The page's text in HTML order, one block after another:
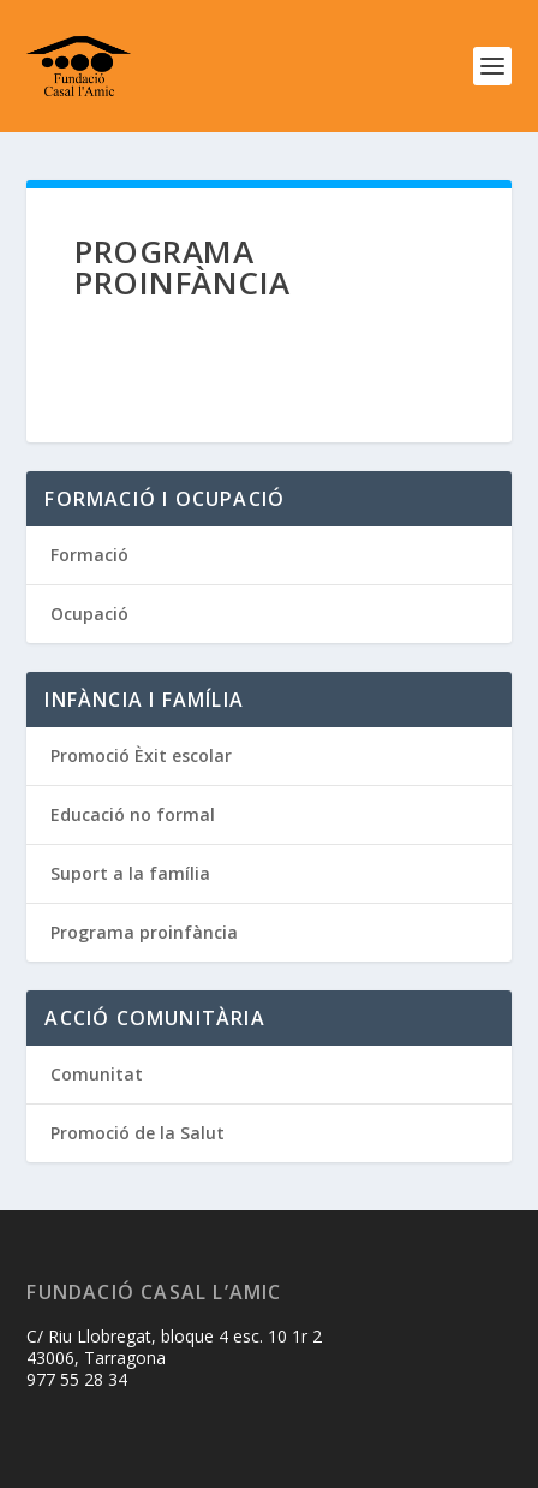
PROGRAMA
PROINFÀNCIA
FORMACIÓ I OCUPACIÓ
Formació
Ocupació
INFÀNCIA I FAMÍLIA
Promoció Èxit escolar
Educació no formal
Suport a la família
Programa proinfància
ACCIÓ COMUNITÀRIA
Comunitat
Promoció de la Salut
FUNDACIÓ CASAL L’AMIC
C/ Riu Llobregat, bloque 4 esc. 10 1r 2
43006, Tarragona
977 55 28 34